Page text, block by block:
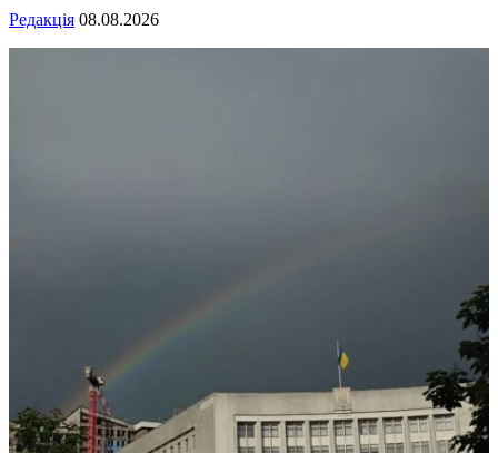
Редакція 08.08.2026